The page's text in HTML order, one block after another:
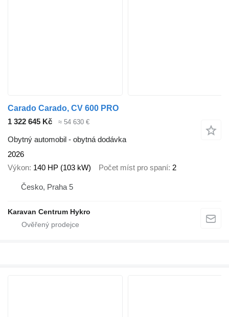
Carado Carado, CV 600 PRO
1 322 645 Kč
≈ 54 630 €
Obytný automobil - obytná dodávka
2026
Výkon 140 HP (103 kW) Počet míst pro spaní 2
Česko, Praha 5
Karavan Centrum Hykro